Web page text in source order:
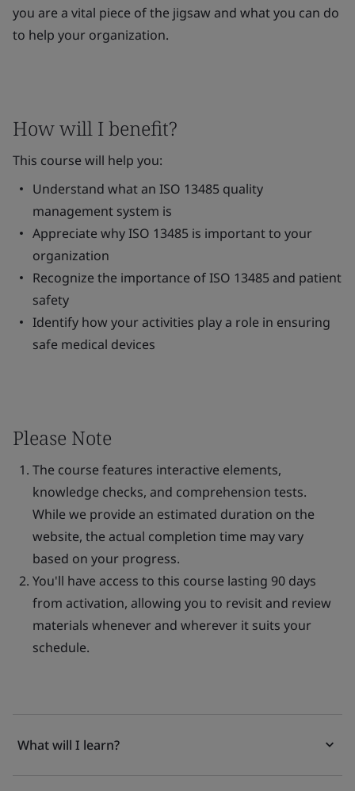
you are a vital piece of the jigsaw and what you can do
to help your organization.
How will I benefit?
This course will help you:
Understand what an ISO 13485 quality
management system is
Appreciate why ISO 13485 is important to your
organization
Recognize the importance of ISO 13485 and patient
safety
Identify how your activities play a role in ensuring
safe medical devices
Please Note
The course features interactive elements,
knowledge checks, and comprehension tests.
While we provide an estimated duration on the
website, the actual completion time may vary
based on your progress.
You'll have access to this course lasting 90 days
from activation, allowing you to revisit and review
materials whenever and wherever it suits your
schedule.
What will I learn?